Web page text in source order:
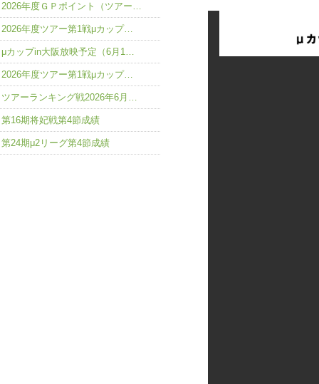
2026年度ＧＰポイント（ツアー…
2026年度ツアー第1戦μカップ…
μカップin大阪放映予定（6月1…
2026年度ツアー第1戦μカップ…
ツアーランキング戦2026年6月…
第16期将妃戦第4節成績
第24期μ2リーグ第4節成績